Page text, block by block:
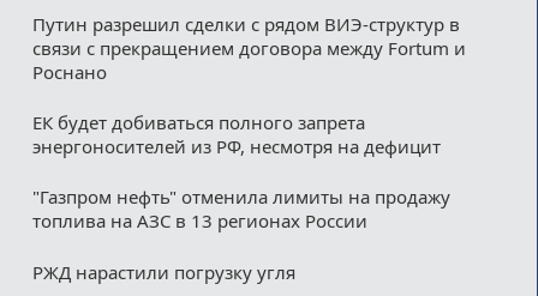
Путин разрешил сделки с рядом ВИЭ-структур в
связи с прекращением договора между Fortum и
Роснано
ЕК будет добиваться полного запрета
энергоносителей из РФ, несмотря на дефицит
"Газпром нефть" отменила лимиты на продажу
топлива на АЗС в 13 регионах России
РЖД нарастили погрузку угля